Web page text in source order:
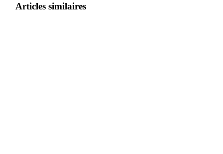
Articles similaires